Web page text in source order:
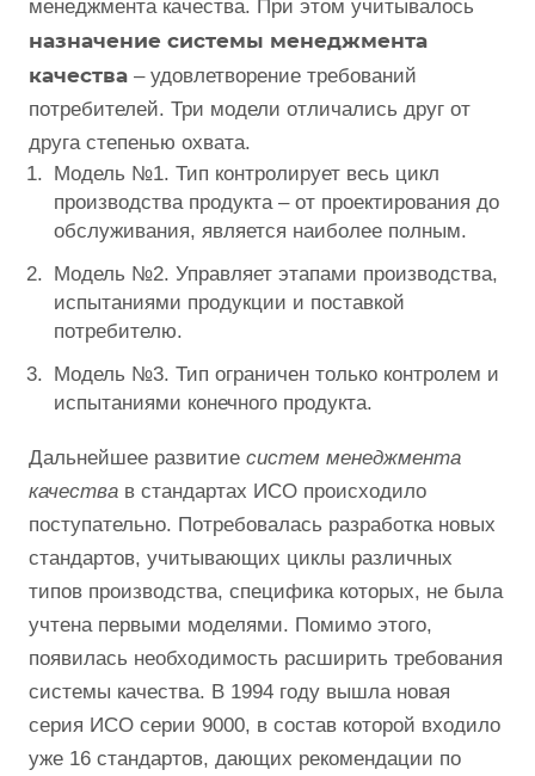
менеджмента качества. При этом учитывалось
назначение системы менеджмента
качества – удовлетворение требований
потребителей. Три модели отличались друг от
друга степенью охвата.
Модель №1. Тип контролирует весь цикл
производства продукта – от проектирования до
обслуживания, является наиболее полным.
Модель №2. Управляет этапами производства,
испытаниями продукции и поставкой
потребителю.
Модель №3. Тип ограничен только контролем и
испытаниями конечного продукта.
Дальнейшее развитие систем менеджмента
качества в стандартах ИСО происходило
поступательно. Потребовалась разработка новых
стандартов, учитывающих циклы различных
типов производства, специфика которых, не была
учтена первыми моделями. Помимо этого,
появилась необходимость расширить требования
системы качества. В 1994 году вышла новая
серия ИСО серии 9000, в состав которой входило
уже 16 стандартов, дающих рекомендации по